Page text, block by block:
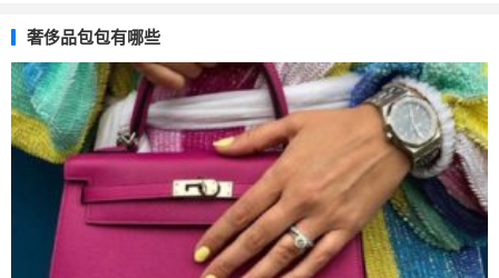
奢侈品包包有哪些